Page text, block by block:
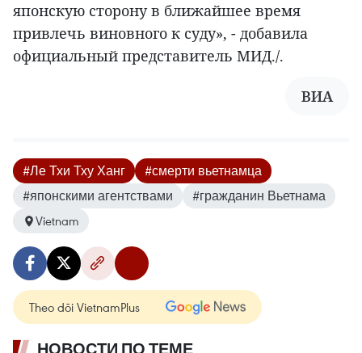
японскую сторону в ближайшее время
привлечь виновного к суду», - добавила
официальный представитель МИД./.
ВИА
#Ле Тхи Тху Ханг
#смерти вьетнамца
#японскими агентствами
#гражданин Вьетнама
Vietnam
Theo dõi VietnamPlus